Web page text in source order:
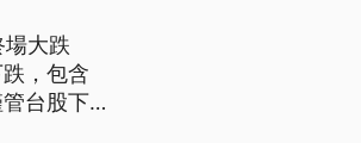
大跌
，包含
台股下